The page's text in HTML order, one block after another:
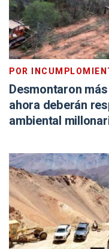
POR
Desmontaron
ahora deberán
ambiental